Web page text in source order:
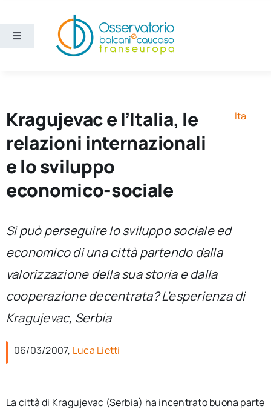
contenuto
Toggle
Ricerca e divulgazione
Sezioni
Chi siamo
per:
Newsletter
Ita
Kragujevac e l’Italia, le
relazioni internazionali
e lo sviluppo
economico-sociale
Ita
Si può perseguire lo sviluppo sociale ed
economico di una città partendo dalla
valorizzazione della sua storia e dalla
cooperazione decentrata? L’esperienza di
Kragujevac, Serbia
06/03/2007, Luca Lietti
La città di Kragujevac (Serbia) ha incentrato buona parte